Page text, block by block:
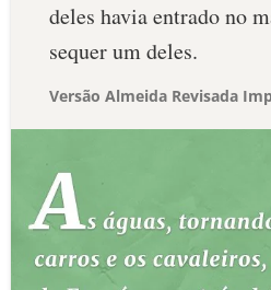
deles havia entrado no
sequer um deles.
Versão Almeida Revisada